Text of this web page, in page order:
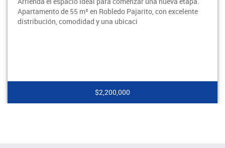
55 m² en Robledo Pajarito, con excelente
y una ubicaci
tradicional